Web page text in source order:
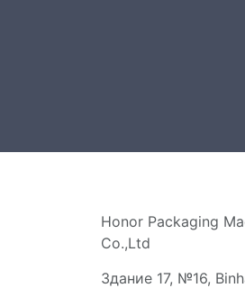
Honor Packaging
Co.,Ltd
Здание 17, №16,